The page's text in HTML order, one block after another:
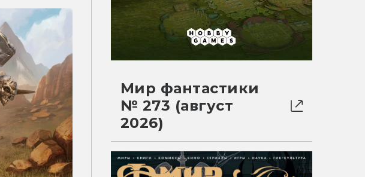
Мир фантастики
№ 273 (август
2026)